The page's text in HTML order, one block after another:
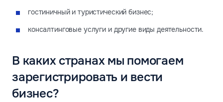
гостиничный и туристический бизнес;
консалтинговые услуги и другие виды деятельности.
В каких странах мы помогаем
зарегистрировать и вести
бизнес?